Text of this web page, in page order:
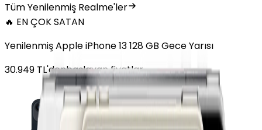
Tüm Yenilenmiş Realme'ler
🔥 EN ÇOK SATAN
Yenilenmiş Apple iPhone 13 128 GB Gece Yarısı
30.949 TL'denbaşlayan fiyatlar